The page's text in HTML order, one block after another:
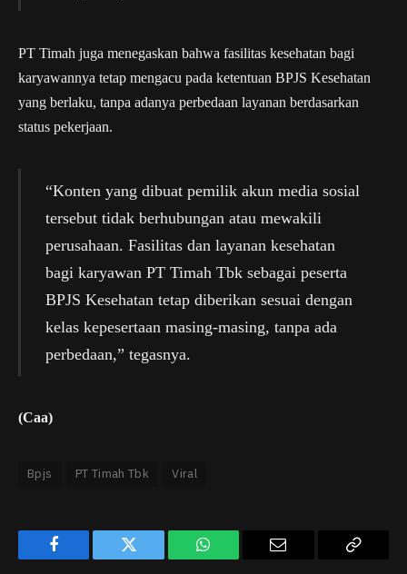
PT Timah juga menegaskan bahwa fasilitas kesehatan bagi
karyawannya tetap mengacu pada ketentuan BPJS Kesehatan
yang berlaku, tanpa adanya perbedaan layanan berdasarkan
status pekerjaan.
“Konten yang dibuat pemilik akun media sosial
tersebut tidak berhubungan atau mewakili
perusahaan. Fasilitas dan layanan kesehatan
bagi karyawan PT Timah Tbk sebagai peserta
BPJS Kesehatan tetap diberikan sesuai dengan
kelas kepesertaan masing-masing, tanpa ada
perbedaan,” tegasnya.
(Caa)
Bpjs PT Timah Tbk Viral
Facebook Twitter WhatsApp